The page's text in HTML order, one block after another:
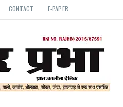
CONTACT E-PAPER